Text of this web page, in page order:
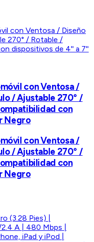
con Ventosa /
/ Ajustable 270° /
con
Negro
con Ventosa /
/ Ajustable 270° /
con
Negro